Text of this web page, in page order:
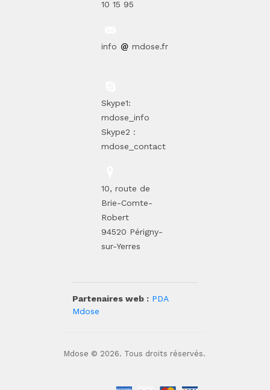
10 15 95
info mdose.fr
Skype1:
mdose_info
Skype2 :
mdose_contact
10, route de
Brie-Comte-
Robert
94520 Périgny-
sur-Yerres
Partenaires web : PDA
Mdose
Mdose © 2026. Tous droits réservés.